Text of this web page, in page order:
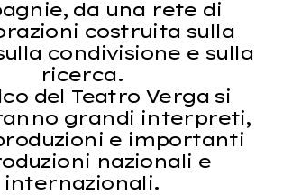
da una rete di
costruita sulla
condivisione e sulla
ricerca.
del Teatro Verga si
grandi interpreti,
e importanti
nazionali e
internazionali.